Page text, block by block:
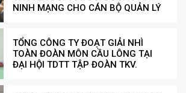
NINH MẠNG CHO CÁN BỘ QUẢN LÝ
TỔNG CÔNG TY ĐOẠT GIẢI NHÌ
TOÀN ĐOÀN MÔN CẦU LÔNG TẠI
ĐẠI HỘI TDTT TẬP ĐOÀN TKV.